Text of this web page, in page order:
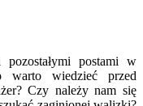
postami w
warto wiedzieć przed
Czy należy nam się